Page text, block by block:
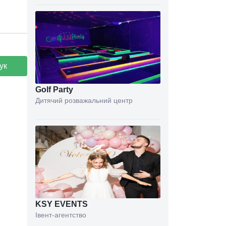
Golf Party
Дитячий розважальний центр
KSY EVENTS
Івент-агентство